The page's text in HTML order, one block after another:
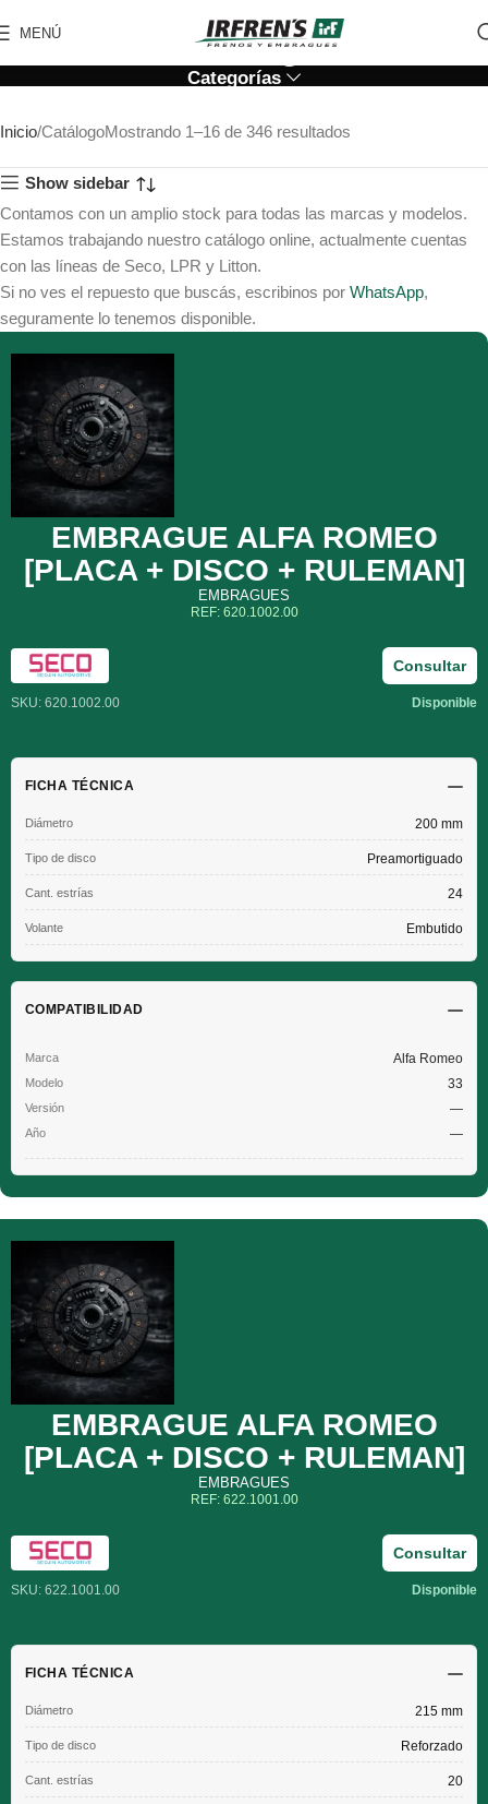
MENÚ Catálogo
Categorías
Inicio CatálogoMostrando 1–16 de 346 resultados
Show sidebar
Contamos con un amplio stock para todas las marcas y modelos.
Estamos trabajando nuestro catálogo online, actualmente cuentas
con las líneas de Seco, LPR y Litton.
Si no ves el repuesto que buscás, escribinos por WhatsApp,
seguramente lo tenemos disponible.
EMBRAGUE ALFA ROMEO
[PLACA + DISCO + RULEMAN]
EMBRAGUES
REF: 620.1002.00
SKU: 620.1002.00 Disponible
Consultar
FICHA TÉCNICA
Diámetro 200 mm
Tipo de disco Preamortiguado
Cant. estrías 24
Volante Embutido
COMPATIBILIDAD
Alfa Romeo
33
—
—
EMBRAGUE ALFA ROMEO
[PLACA + DISCO + RULEMAN]
EMBRAGUES
REF: 622.1001.00
SKU: 622.1001.00 Disponible
Consultar
FICHA TÉCNICA
Diámetro 215 mm
Tipo de disco Reforzado
Cant. estrías 20